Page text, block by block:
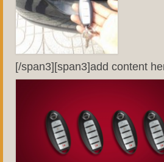
[/span3][span3]add content